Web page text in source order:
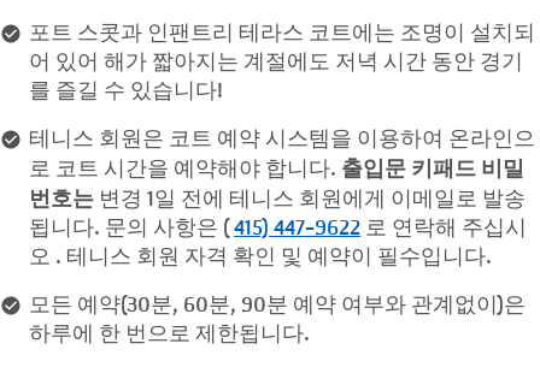
포트 스콧과 인팬트리 테라스 코트에는 조명이 설치되
어 있어 해가 짧아지는 계절에도 저녁 시간 동안 경기
를 즐길 수 있습니다!
테니스 회원은 코트 예약 시스템을 이용하여 온라인으
로 코트 시간을 예약해야 합니다. 출입문 키패드 비밀
번호는 변경 1일 전에 테니스 회원에게 이메일로 발송
됩니다. 문의 사항은 (415) 447-9622 로 연락해 주십시
오 . 테니스 회원 자격 확인 및 예약이 필수입니다.
모든 예약(30분, 60분, 90분 예약 여부와 관계없이)은
하루에 한 번으로 제한됩니다.